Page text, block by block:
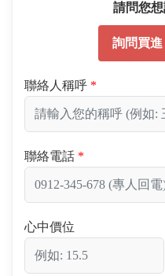
請問您
詢問買進
聯絡人稱呼
聯絡電話
心中價位